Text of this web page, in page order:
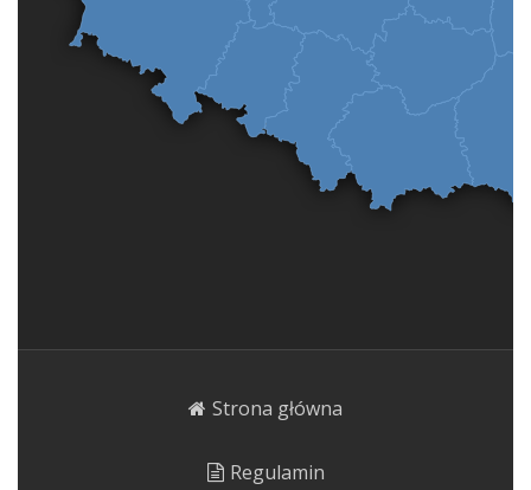
Strona główna
Regulamin